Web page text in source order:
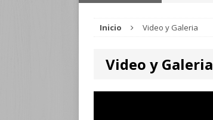
El Graner
Inicio Video y Galeria
Video y Galeria